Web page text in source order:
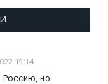
19:14
Россию, но